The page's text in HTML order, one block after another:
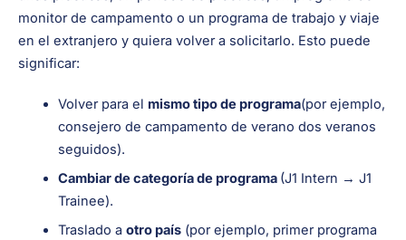
monitor de campamento o un programa de trabajo y viaje
en el extranjero y quiera volver a solicitarlo. Esto puede
significar:
Volver para el mismo tipo de programa(por ejemplo,
consejero de campamento de verano dos veranos
seguidos).
Cambiar de categoría de programa (J1 Intern → J1
Trainee).
Traslado a otro país(por ejemplo, primer programa